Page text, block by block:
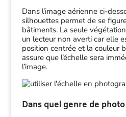
Dans l’image aérienne ci-
silhouettes permet de se
bâtiments. La seule
un lecteur non averti car elle
position centrée et la couleur
assure que l’échelle sera
l’image.
Dans quel genre de